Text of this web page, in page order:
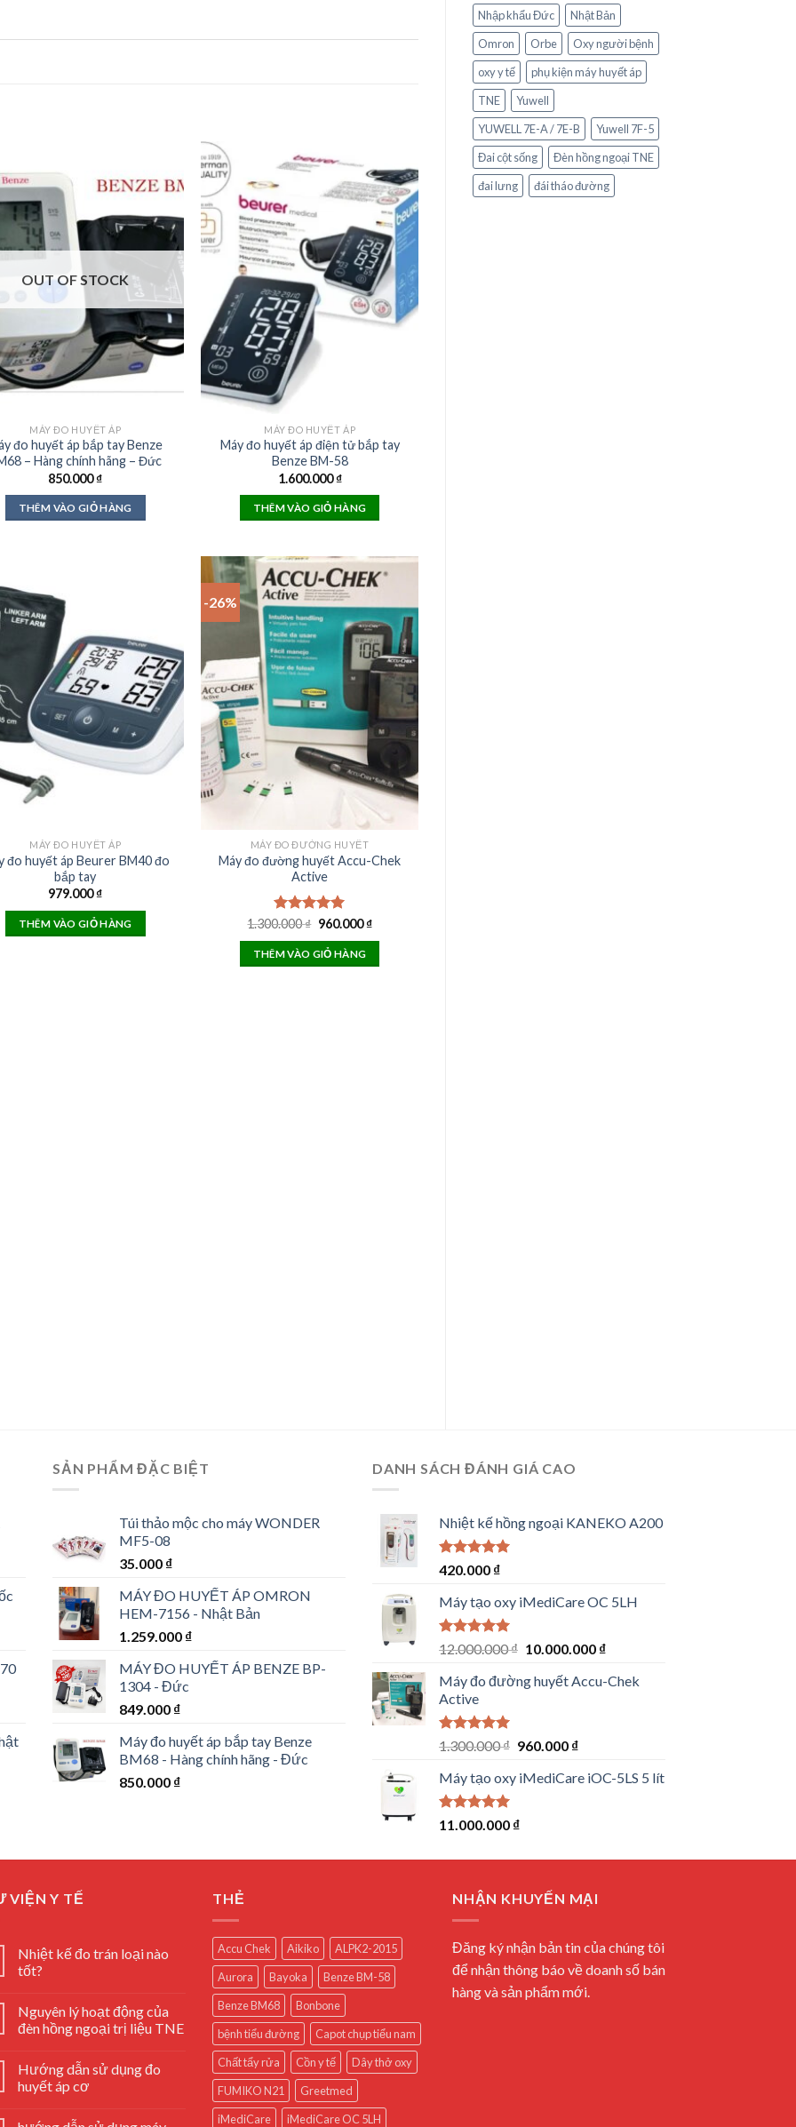
Nhập khẩu Đức
Nhật Bản
Omron
Orbe
Oxy người bệnh
oxy y tế
phụ kiện máy huyết áp
TNE
Yuwell
YUWELL 7E-A / 7E-B
Yuwell 7F-5
Đai cột sống
Đèn hồng ngoại TNE
đai lưng
đái tháo đường
OUT OF STOCK
MÁY ĐO HUYẾT ÁP
đo huyết áp bắp tay Benze
– Hàng chính hãng – Đức
850.000₫
THÊM VÀO GIỎ HÀNG
MÁY ĐO HUYẾT ÁP
Máy đo huyết áp điện tử bắp tay
Benze BM-58
1.600.000₫
THÊM VÀO GIỎ HÀNG
MÁY ĐO HUYẾT ÁP
đo huyết áp Beurer BM40 đo
bắp tay
979.000₫
THÊM VÀO GIỎ HÀNG
-26%
MÁY ĐO ĐƯỜNG HUYẾT
Máy đo đường huyết Accu-Chek
Active
Rated 5.00
out of 5
1.300.000₫ Original
was:
1.300.000 ₫.
960.000₫Current
THÊM VÀO GIỎ HÀNG
SẢN PHẨM ĐẶC BIỆT
Túi thảo mộc cho máy WONDER
MF5-08
35.000 ₫
MÁY ĐO HUYẾT ÁP OMRON
HEM-7156 - Nhật Bản
1.259.000 ₫
MÁY ĐO HUYẾT ÁP BENZE BP-
1304 - Đức
849.000 ₫
Máy đo huyết áp bắp tay Benze
BM68 - Hàng chính hãng - Đức
850.000 ₫
DANH SÁCH ĐÁNH GIÁ CAO
Nhiệt kế hồng ngoại KANEKO A200
Rated5.00
420.000 ₫
Máy tạo oxy iMediCare OC 5LH
Rated5.00
12.000.000₫ Original
was:
10.000.000 ₫Current
is:
Máy đo đường huyết Accu-Chek
Active
Rated5.00
1.300.000₫ Original
was:
960.000 ₫Current
is:
Máy tạo oxy iMediCare iOC-5LS 5 lít
Rated5.00
11.000.000 ₫
VIỆN Y TẾ
Nhiệt kế đo trán loại nào
tốt?
Nguyên lý hoạt động của
đèn hồng ngoại trị liệu TNE
Hướng dẫn sử dụng đo
huyết áp cơ
THẺ
Accu Chek Aikiko
ALPK2-2015
Aurora
Bayoka
Benze BM-58
Benze BM68
Bonbone
bệnh tiểu đường
Capot chụp tiểu nam
Chất tẩy rửa
Cồn y tế
Dây thở oxy
FUMIKO N21
Greetmed
iMediCare
iMediCare OC 5LH
NHẬN KHUYẾN MẠI
Đăng ký nhận bản tin của chúng tôi
để nhận thông báo về doanh số bán
hàng và sản phẩm mới.